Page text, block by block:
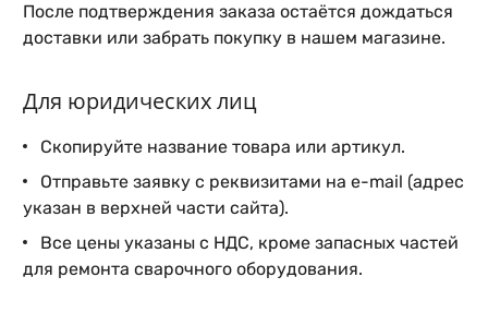
После подтверждения заказа остаётся дождаться
доставки или забрать покупку в нашем магазине.
Для юридических лиц
Скопируйте название товара или артикул.
Отправьте заявку с реквизитами на e-mail (адрес
указан в верхней части сайта).
Все цены указаны с НДС, кроме запасных частей
для ремонта сварочного оборудования.